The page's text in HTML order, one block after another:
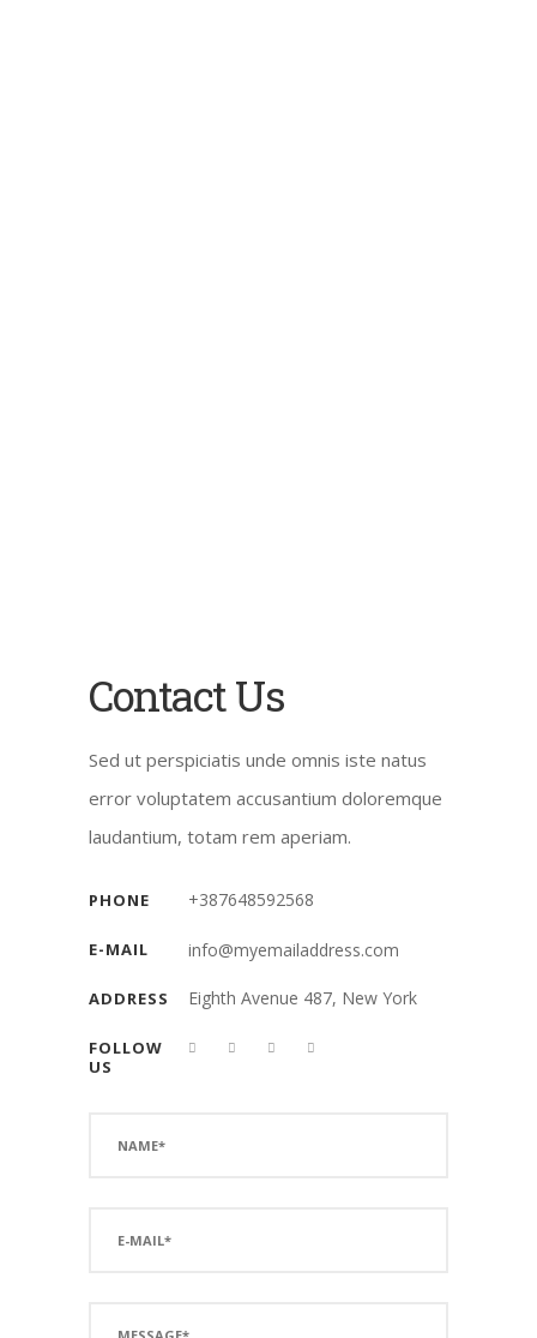
Contact Us
Sed ut perspiciatis unde omnis iste natus
error voluptatem accusantium doloremque
laudantium, totam rem aperiam.
PHONE
E-MAIL
ADDRESS
FOLLOW
US
+387648592568
info@myemailaddress.com
Eighth Avenue 487, New York